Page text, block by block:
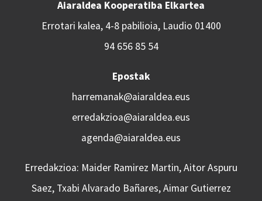
Aiaraldea Kooperatiba Elkartea
Errotari kalea, 4-8 pabilioia, Laudio 01400
94 656 85 54
Epostak
harremanak@aiaraldea.eus
erredakzioa@aiaraldea.eus
agenda@aiaraldea.eus
Erredakzioa: Maider Ramirez Martin, Aitor Aspuru
Saez, Txabi Alvarado Bañares, Aimar Gutierrez